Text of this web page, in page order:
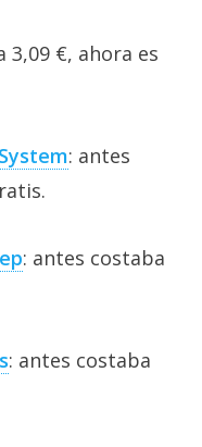
3,09 €, ahora es
: antes
: antes costaba
: antes costaba